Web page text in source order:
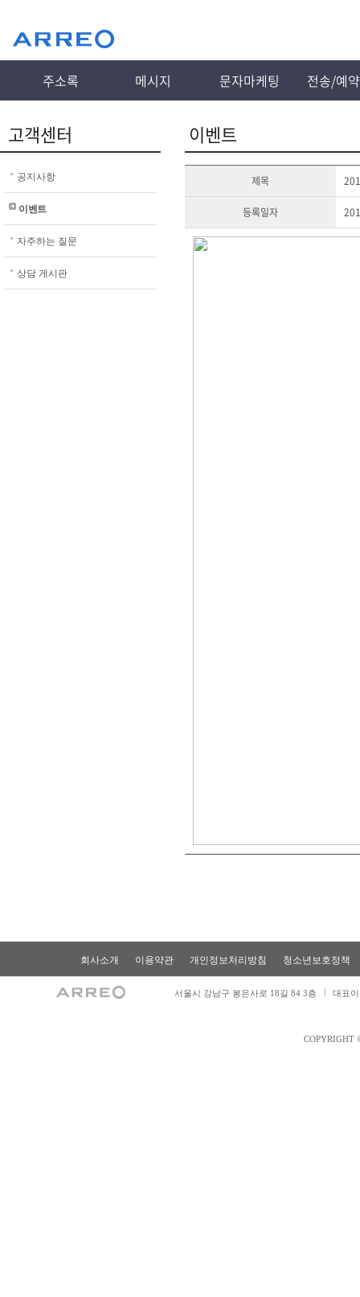
주소록 메시지 문자마케팅 전송/예
고객센터
공지사항
이벤트
자주하는 질문
상담 게시판
이벤트
제목
등록일자
회사소개 이용약관 개인정보처리방침 청소년보호정책
서울시 강남구 봉은사로 18길 84 3층 대표
COPYRIGHT